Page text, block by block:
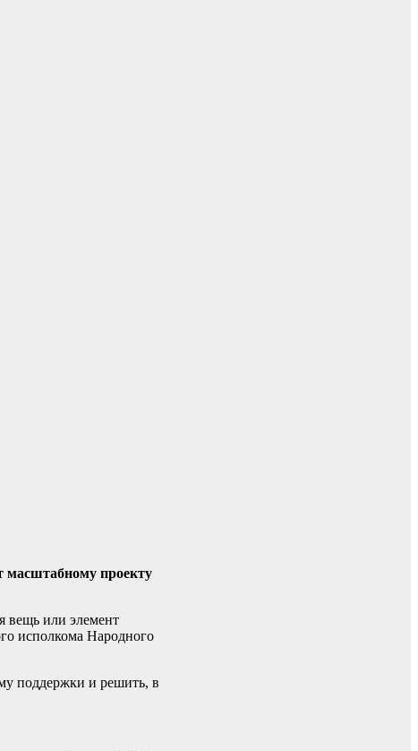
масштабному проекту
вещь или элемент
исполкома Народного
поддержки и решить, в